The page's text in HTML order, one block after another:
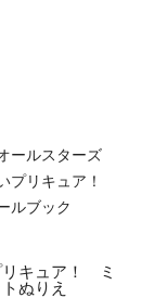
ールスターズ
プリキュア！
ルブック